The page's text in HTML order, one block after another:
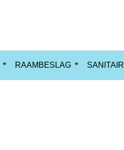
RAAMBESLAG SANITAIR